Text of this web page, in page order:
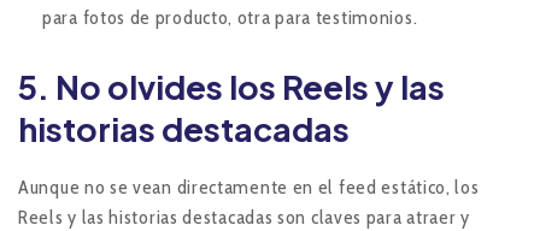
para fotos de producto, otra para testimonios.
5. No olvides los Reels y las
historias destacadas
Aunque no se vean directamente en el feed estático, los
Reels y las historias destacadas son claves para atraer y